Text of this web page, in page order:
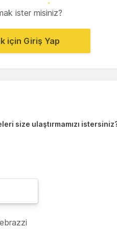
ister misiniz?
için Giriş Yap
size ulaştırmamızı